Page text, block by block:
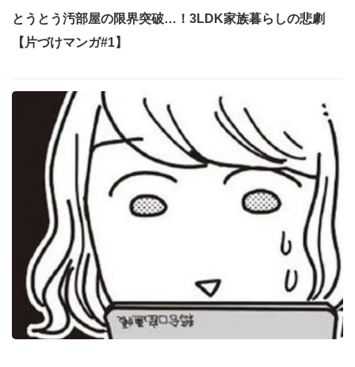
とうとう汚部屋の限界突破…！3LDK家族暮らしの悲劇
【片づけマンガ#1】